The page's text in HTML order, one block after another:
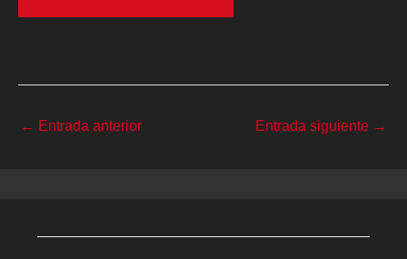
← Entrada anterior Entrada siguiente →